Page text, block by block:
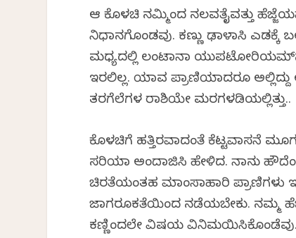
ಆ ಕೊಳಚಿ ನಮ್ಮಿಂದ ನಲವತೈವತ್ತು
ನಿಧಾನಗೊಂಡವು. ಕಣ್ಣು ಢಾಳಾಗಿಸಿ ಎಡಕ್ಕೆ
ಮಧ್ಯದಲ್ಲಿ ಲಂಟಾನಾ
ಇರಲಿಲ್ಲ. ಯಾವ ಪ್ರಾಣಿಯಾದರೂ ಅಲ್ಲಿದ್ದು
ತರಗೆಲೆಗಳ ರಾಶಿಯೇ ಮರಗಳಡಿಯಲ್ಲಿತ್ತು..
ಕೊಳಚಿಗೆ ಹತ್ತಿರವಾದಂತೆ ಕೆಟ್ಟವಾಸನೆ
ಸರಿಯಾಗಿ ಅಂದಾಜಿಸಿ ಹೇಳಿದ. ನಾನು
ಚಿರತೆಯಂತಹ ಮಾಂಸಾಹಾರಿ ಪ್ರಾಣಿಗಳು
ಜಾಗರೂಕತೆಯಿಂದ ನಡೆಯಬೇಕು. ನಮ್ಮ
ಕಣ್ಣಿಂದಲೇ ವಿಷಯ ವಿನಿಮಯಿಸಿಕೊಂಡೆವು.